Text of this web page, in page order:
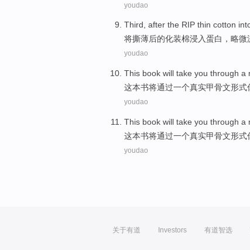
youdao
Third, after the RIP thin cotton
将撕薄后的化装棉浸入蛋白 ， 略微
youdao
This book will take you through a
这本书将通过一个真实甲骨文形式
youdao
This book will take you through a
这本书将通过一个真实甲骨文形式
youdao
关于有道 Investors 有道智选